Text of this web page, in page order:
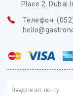
Place 2, Dubai
Телефон: